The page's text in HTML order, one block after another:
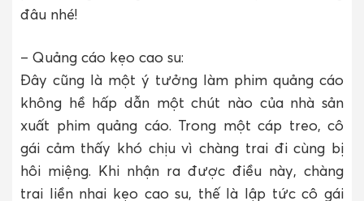
đâu nhé!
– Quảng cáo kẹo cao su:
Đây cũng là một ý tưởng làm phim quảng cáo
không hề hấp dẫn một chút nào của nhà sản
xuất phim quảng cáo. Trong một cáp treo, cô
gái cảm thấy khó chịu vì chàng trai đi cùng bị
hôi miệng. Khi nhận ra được điều này, chàng
trai liền nhai kẹo cao su, thế là lập tức cô gái